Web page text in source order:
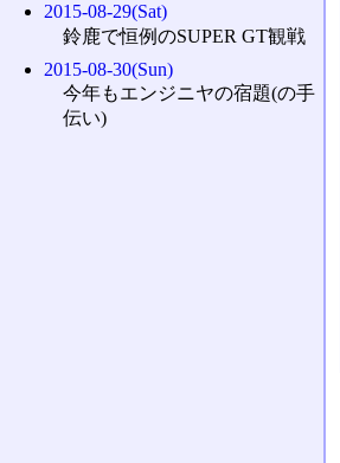
2015-08-29(Sat)
鈴鹿で恒例のSUPER GT観戦
2015-08-30(Sun)
今年もエンジニヤの宿題(の手
伝い)